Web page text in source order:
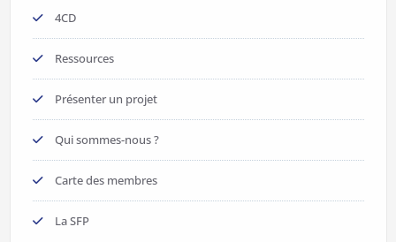
4CD
Ressources
Présenter un projet
Qui sommes-nous ?
Carte des membres
La SFP